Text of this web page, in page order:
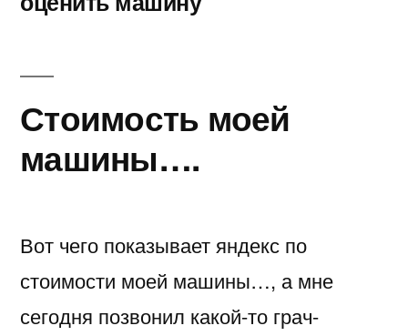
Стоимость моей
машины….
Вот чего показывает яндекс по
стоимости моей машины…, а мне
сегодня позвонил какой-то грач-